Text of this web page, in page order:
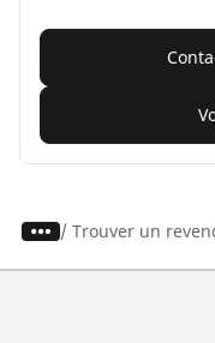
/ Trouver un